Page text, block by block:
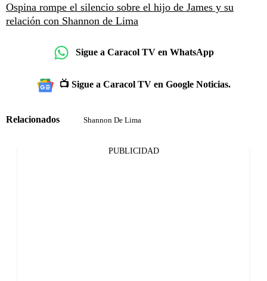
Ospina rompe el silencio sobre el hijo de James y su
relación con Shannon de Lima
Sigue a Caracol TV en WhatsApp
📺 Sigue a Caracol TV en Google Noticias.
Relacionados Shannon De Lima
PUBLICIDAD